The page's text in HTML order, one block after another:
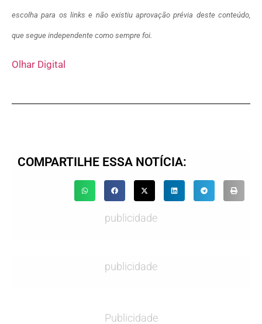
escolha para os links e não existiu aprovação prévia deste conteúdo,
que segue independente como sempre foi.
Olhar Digital
COMPARTILHE ESSA NOTÍCIA:
publicidade
publicidade
Publicidade